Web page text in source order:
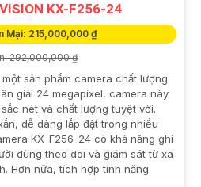
KX-F256-24
Mại: 215,000,000 ₫
292,000,000 ₫
sản phẩm camera chất lượng
giải 24 megapixel, camera này
nét và chất lượng tuyệt vời.
dễ dàng lắp đặt trong nhiều
KX-F256-24 có khả năng ghi
dùng theo dõi và giám sát từ xa
Hơn nữa, tích hợp tính năng